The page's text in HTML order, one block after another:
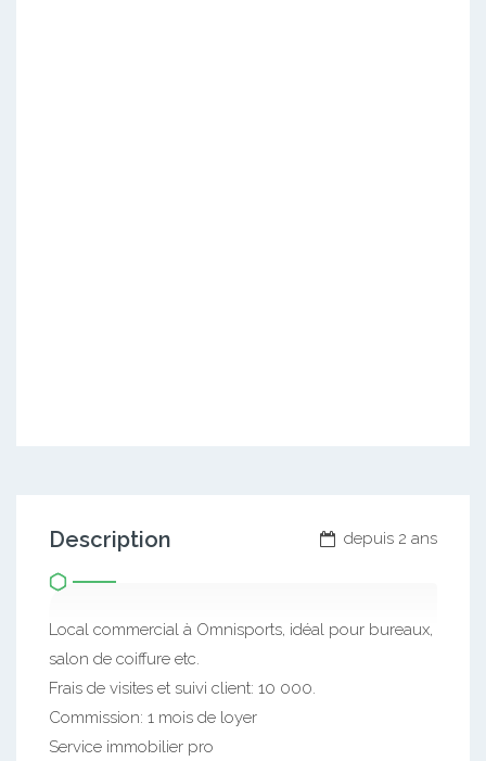
depuis 2 ans
Description
Local commercial à Omnisports, idéal pour bureaux,
salon de coiffure etc.
Frais de visites et suivi client: 10 000.
Commission: 1 mois de loyer
Service immobilier pro